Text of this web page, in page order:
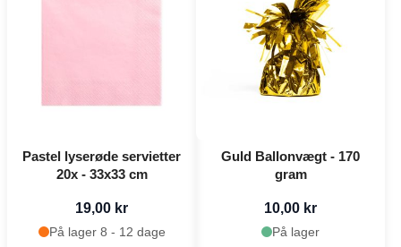
Pastel lyserøde servietter
20x - 33x33 cm
19,00 kr
På lager 8 - 12 dage
Guld Ballonvægt - 170
gram
10,00 kr
På lager